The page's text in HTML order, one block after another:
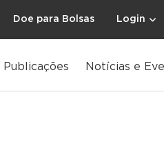
Doe para Bolsas Login
Publicações Notícias e